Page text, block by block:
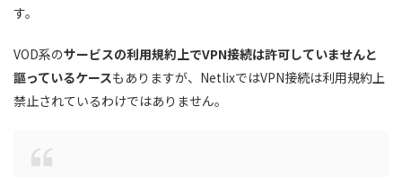
す。
VOD系のサービスの利用規約上でVPN接続は許可していませんと
謳っているケースもありますが、 NetlixではVPN接続は利用規約上
禁止されているわけではありません。